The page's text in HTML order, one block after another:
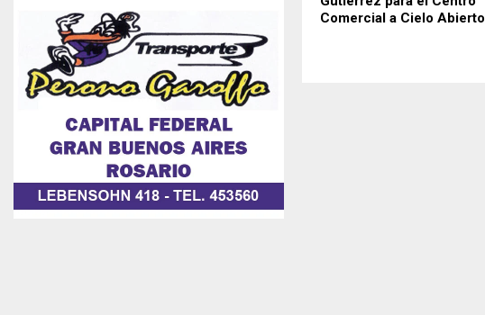
Comercial a Cielo Abierto